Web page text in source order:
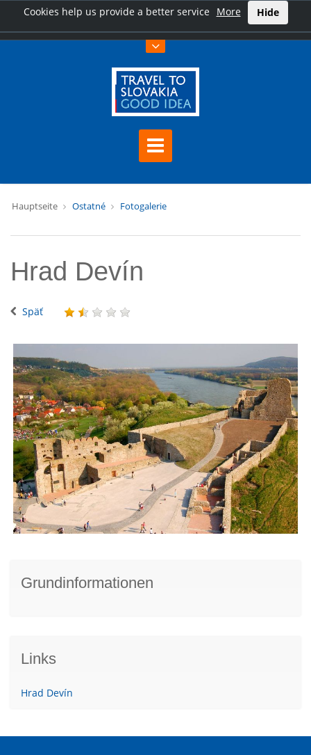
Cookies help us provide a better service More Hide
Hauptseite Ostatné Fotogalerie
Hrad Devín
Späť
Grundinformationen
Links
Hrad Devín